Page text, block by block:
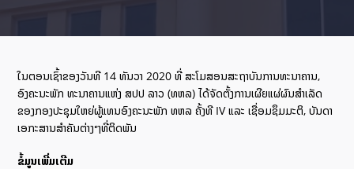
ໃນຕອນເຊົ້າຂອງວັນທີ 14 ທັນວາ 2020 ທີ່ ສະໂມສອນສະຖາບັນການທະນາຄານ,
ອົງຄະນະພັກ ທະນາຄານແຫ່ງ ສປປ ລາວ (ທຫລ) ໄດ້ຈັດຕັ້ງການເຜີຍແຜ່ຜົນສຳເລັດ
ຂອງກອງປະຊຸມໃຫຍ່ຜູ້ແທນອົງຄະນະພັກ ທຫລ ຄັ້ງທີ IV ແລະ ເຊື່ອມຊຶມມະຕິ, ບັນດາ
ເອກະສານສຳຄັນຕ່າງໆທີ່ຕິດພັນ
ຂໍ້ມູນເພີ່ມເຕີມ